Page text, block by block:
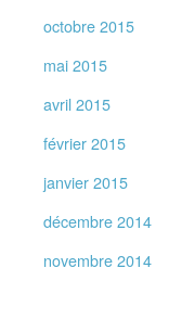
octobre 2015
mai 2015
avril 2015
février 2015
janvier 2015
décembre 2014
novembre 2014